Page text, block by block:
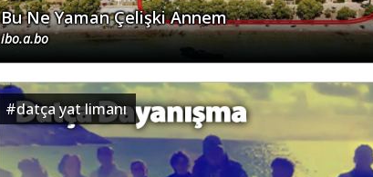
Bu Ne Yaman Çelişki Annem
ibo.a.bo
#datça yat limanı